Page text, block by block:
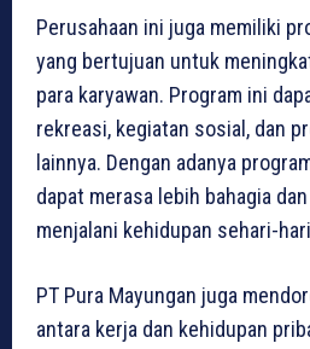
Perusahaan ini juga memiliki
yang bertujuan untuk
para karyawan. Program ini
rekreasi, kegiatan sosial, dan
lainnya. Dengan adanya
dapat merasa lebih bahagia
menjalani kehidupan sehari-
PT Pura Mayungan juga
antara kerja dan kehidupan